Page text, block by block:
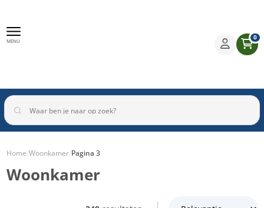
MENU 0
Binnenverlichting
Home/Woonkamer/Pagina 3
Woonkamer